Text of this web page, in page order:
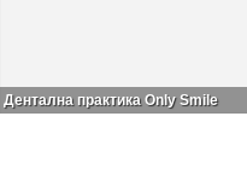
Дентална практика Only Smile